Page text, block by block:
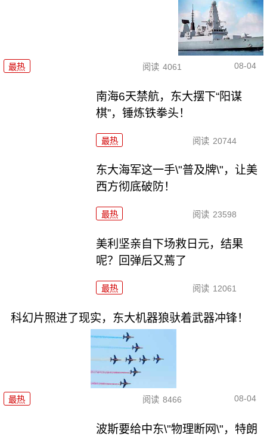
最热 阅读 4061 08-04
南海6天禁航，东大摆下“阳谋
棋”，锤炼铁拳头！
最热 阅读 20744
东大海军这一手\"普及牌\"，让美
西方彻底破防！
最热 阅读 23598
美利坚亲自下场救日元，结果
呢？回弹后又蔫了
最热 阅读 12061
科幻片照进了现实，东大机器狼驮着武器冲锋！
最热 阅读 8466 08-04
波斯要给中东\"物理断网\"，特朗